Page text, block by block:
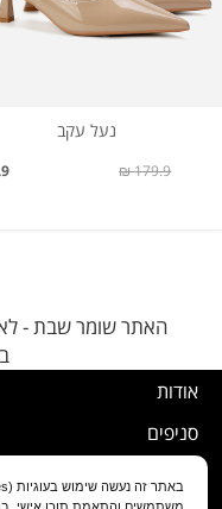
נעל עקב
₪ 179.9 ₪
האתר שומר שבת - לא
אודות
סניפים